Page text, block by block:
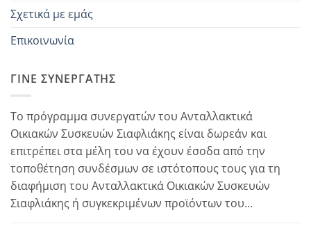
Σχετικά με εμάς
Επικοινωνία
ΓΊΝΕ ΣΥΝΕΡΓΆΤΗΣ
Το πρόγραμμα συνεργατών του Ανταλλακτικά
Οικιακών Συσκευών Σιαφλιάκης είναι δωρεάν και
επιτρέπει στα μέλη του να έχουν έσοδα από την
τοποθέτηση συνδέσμων σε ιστότοπους τους για τη
διαφήμιση του Ανταλλακτικά Οικιακών Συσκευών
Σιαφλιάκης ή συγκεκριμένων προϊόντων του...